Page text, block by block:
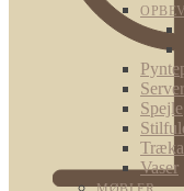
Spejle
Vaser